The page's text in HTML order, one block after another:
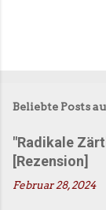
Beliebte Posts
"Radikale
[Rezension]
Februar 28, 2024